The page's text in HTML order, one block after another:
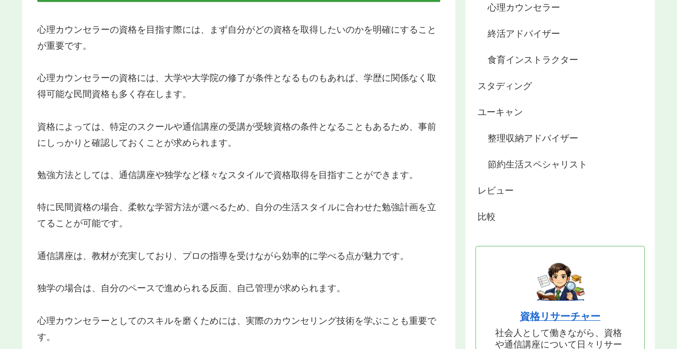
心理カウンセラーの資格を目指す際には、まず自分がどの資格を取得したいのかを明確にすること
が重要です。
心理カウンセラーの資格には、大学や大学院の修了が条件となるものもあれば、学歴に関係なく取
得可能な民間資格も多く存在します。
資格によっては、特定のスクールや通信講座の受講が受験資格の条件となることもあるため、事前
にしっかりと確認しておくことが求められます。
勉強方法としては、通信講座や独学など様々なスタイルで資格取得を目指すことができます。
特に民間資格の場合、柔軟な学習方法が選べるため、自分の生活スタイルに合わせた勉強計画を立
てることが可能です。
通信講座は、教材が充実しており、プロの指導を受けながら効率的に学べる点が魅力です。
独学の場合は、自分のペースで進められる反面、自己管理が求められます。
心理カウンセラーとしてのスキルを磨くためには、実際のカウンセリング技術を学ぶことも重要で
す。
心理カウンセラー
終活アドバイザー
食育インストラクター
スタディング
ユーキャン
整理収納アドバイザー
節約生活スペシャリスト
レビュー
比較
資格リサーチャー
社会人として働きながら、資格
や通信講座について日々リサー